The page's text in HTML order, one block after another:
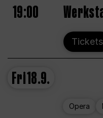
19:00
Tickets
Fri18.9.
Opera